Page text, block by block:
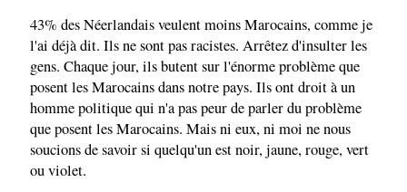
43% des Néerlandais veulent moins Marocains, comme je
l'ai déjà dit. Ils ne sont pas racistes. Arrêtez d'insulter les
gens. Chaque jour, ils butent sur l'énorme problème que
posent les Marocains dans notre pays. Ils ont droit à un
homme politique qui n'a pas peur de parler du problème
que posent les Marocains. Mais ni eux, ni moi ne nous
soucions de savoir si quelqu'un est noir, jaune, rouge, vert
ou violet.